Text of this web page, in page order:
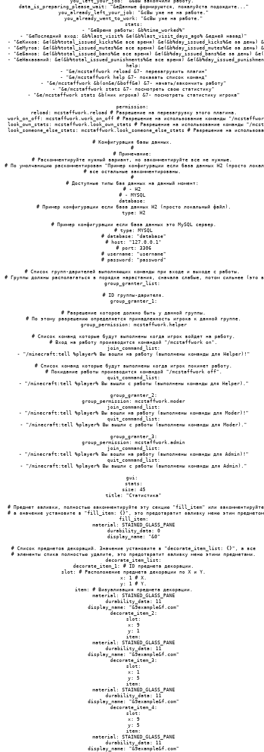
data_is_preparing_please_wait: "&eДанные формируются, пожалуйста подождите..."
you_already_left_your_job: "&cВы уже не на работе."
you_already_went_to_work: "&cВы уже на работе."
stats:
- "&eВремя работы: &b%time_worked%"
- "&eПоследний вход: &b%last_visit% &e(&b%last_visit_days_ago% &eдней назад)"
- "&eКиков: &e(&b%total_issued_kicks%&e все время) &e(&b%day_issued_kicks%&e за день)
- "&eМутов: &e(&b%total_issued_mutes%&e все время) &e(&b%day_issued_mutes%&e за день)
- "&eБанов: &e(&b%total_issued_bans%&e все время) &e(&b%day_issued_bans%&e за день)
- "&eНаказаний: &e(&b%total_issued_punishments%&e все время)
help:
- "&e/mcstaffwork reload &7- перезагрузить плагин"
- "&e/mcstaffwork help &7- показать список команд"
- "&e/mcstaffwork &b(on&e/&boff&e) &7- начать/закончить работу"
- "&e/mcstaffwork stats &7- посмотреть свою статистику"
- "&e/mcstaffwork stats &b(ник игрока) &7- посмотреть статистику игрока"
permission:
reload: mcstaffwork.reload # Разрешение на перезагрузку этого плагина.
work_on_off: mcstaffwork.work_on_off # Разрешение на использование команды "/
look_own_stats: mcstaffwork.look_own_stats # Разрешение на использование команды "/
look_someone_else_stats: mcstaffwork.look_someone_else_stats # Разрешение на
# Конфигурация базы данных.
#
# Примечание:
# Раскомментируйте нужный вариант, но закомментируйте все не нужные.
# По умолчаницию раскомментирован "Пример конфигурации если база данных H2 (просто
# все остальные закомментированы.
#
# Доступные типы баз данных на данный момент:
# - H2
# - MYSQL
database:
# Пример конфигурации если база данных H2 (просто локальный файл).
type: H2
# Пример конфигурации если база данных это MySQL сервер.
# type: MYSQL
# database: "database"
# host: "127.0.0.1"
# port: 3306
# username: "username"
# password: "password"
# Список групп-дарителей выполняющих команды при входе и выходе с работы.
# Группы должны располагаться в порядке нарастания, сначала слабые, потом сильнее (это
group_granter_list:
# ID группы-дарителя.
group_granter_1:
# Разрешение которое должно быть у данной группы.
# По этому разрешению определяется принадлежность игрока к данной группе.
group_permission: mcstaffwork.helper
# Список команд которые будут выполнены когда игрок войдет на работу.
# Вход на работу производится командой "/mcstaffwork on".
join_command_list:
- "/minecraft:tell %player% Вы вошли на работу (выполнены команды для Helper)!"
# Список команд которые будут выполнены когда игрок покинет работу.
# Покидание работы производится командой "/mcstaffwork off".
quit_command_list:
- "/minecraft:tell %player% Вы вышли с работы (выполнены команды для Helper)."
group_granter_2:
group_permission: mcstaffwork.moder
join_command_list:
- "/minecraft:tell %player% Вы вошли на работу (выполнены команды для Moder)!"
quit_command_list:
- "/minecraft:tell %player% Вы вышли с работы (выполнены команды для Moder)."
group_granter_3:
group_permission: mcstaffwork.admin
join_command_list:
- "/minecraft:tell %player% Вы вошли на работу (выполнены команды для Admin)!"
quit_command_list:
- "/minecraft:tell %player% Вы вышли с работы (выполнены команды для Admin)."
gui:
stats:
size: 45
title: "Статистика"
# Предмет заливки, полностью закомментируйте эту секцию "fill_item" или
# а значение установите в "fill_item: {}", это предотвратит заливку меню этим
fill_item:
material: STAINED_GLASS_PANE
durability_data: 0
display_name: "&0"
# Список предметов декораций. Значение установите в "decorate_item_list: {}", а все
# элементы спика полностью удалите, это предотвратит заливку меню этими предметами.
decorate_item_list:
decorate_item_1: # ID предмета декорации.
slot: # Расположение предмета декорации по X и Y.
x: 1 # X.
y: 1 # Y.
item: # Визуализация предмета декорации.
material: STAINED_GLASS_PANE
durability_data: 11
display_name: "&9example&f.com"
decorate_item_2:
slot:
x: 9
y: 1
item:
material: STAINED_GLASS_PANE
durability_data: 11
display_name: "&9example&f.com"
decorate_item_3:
slot:
x: 1
y: 5
item:
material: STAINED_GLASS_PANE
durability_data: 11
display_name: "&9example&f.com"
decorate_item_4:
slot:
x: 9
y: 5
item:
material: STAINED_GLASS_PANE
durability_data: 11
display_name: "&9example&f.com"